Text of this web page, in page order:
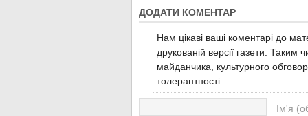
ДОДАТИ КОМЕНТАР
Нам цікаві ваші коментарі до
друкованій версії газети.
майданчика, культурного
толерантності.
Ім'я